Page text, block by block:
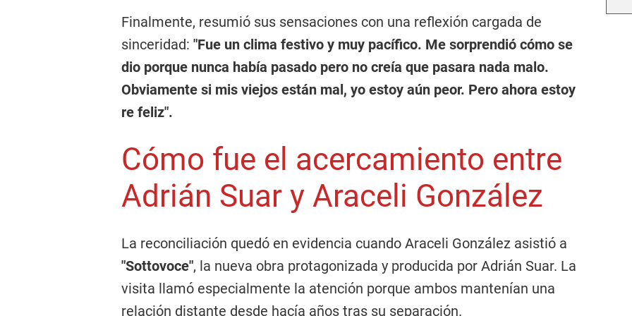
Finalmente, resumió sus sensaciones con una reflexión cargada de
sinceridad: "Fue un clima festivo y muy pacífico. Me sorprendió cómo se
dio porque nunca había pasado pero no creía que pasara nada malo.
Obviamente si mis viejos están mal, yo estoy aún peor. Pero ahora estoy
re feliz".
Cómo fue el acercamiento entre
Adrián Suar y Araceli González
La reconciliación quedó en evidencia cuando Araceli González asistió a
"Sottovoce", la nueva obra protagonizada y producida por Adrián Suar. La
visita llamó especialmente la atención porque ambos mantenían una
relación distante desde hacía años tras su separación.